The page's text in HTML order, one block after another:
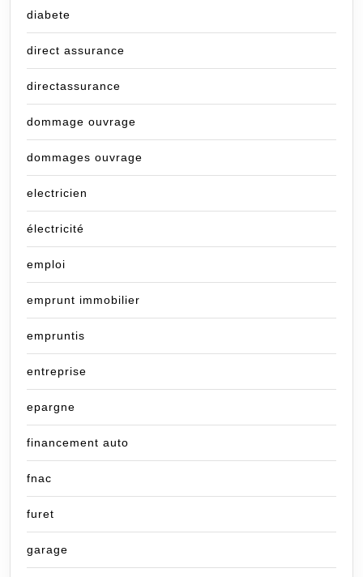
diabete
direct assurance
directassurance
dommage ouvrage
dommages ouvrage
electricien
électricité
emploi
emprunt immobilier
empruntis
entreprise
epargne
financement auto
fnac
furet
garage